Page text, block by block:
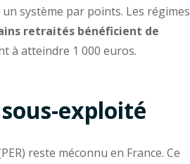
un système par points. Les régimes
retraités bénéficient de
à atteindre 1 000 euros.
exploité
reste méconnu en France. Ce